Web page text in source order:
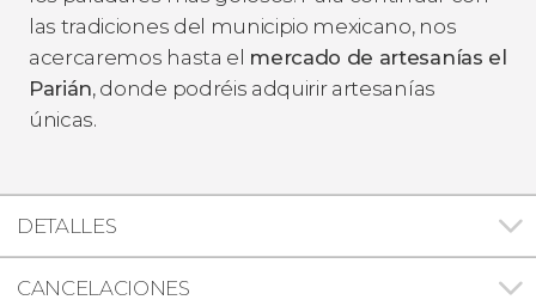
las tradiciones del municipio mexicano, nos
acercaremos hasta el mercado de artesanías el
Parián, donde podréis adquirir artesanías
únicas.
DETALLES
CANCELACIONES